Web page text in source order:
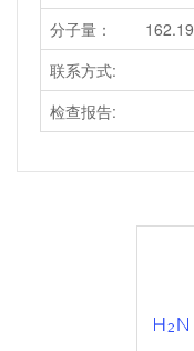
分子量：
162.19
联系方式:
检查报告: